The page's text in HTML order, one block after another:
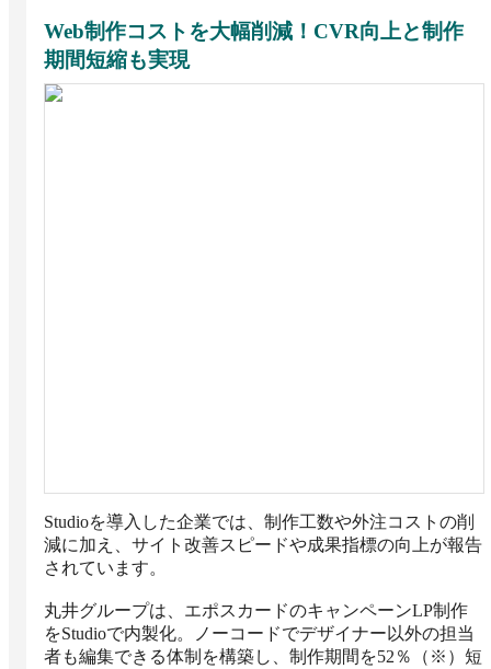
Web制作コストを大幅削減！CVR向上と制作
期間短縮も実現
Studioを導入した企業では、制作工数や外注コストの削
減に加え、サイト改善スピードや成果指標の向上が報告
されています。
丸井グループは、エポスカードのキャンペーンLP制作
をStudioで内製化。ノーコードでデザイナー以外の担当
者も編集できる体制を構築し、制作期間を52％（※）短